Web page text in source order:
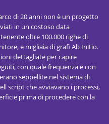
di 20 anni non è un progetto
in un costoso data
oltre 100.000 righe di
e migliaia di grafi Ab Initio.
dettagliate per capire
con quale frequenza e con
seppellite nel sistema di
script che avviavano i processi,
prima di procedere con la